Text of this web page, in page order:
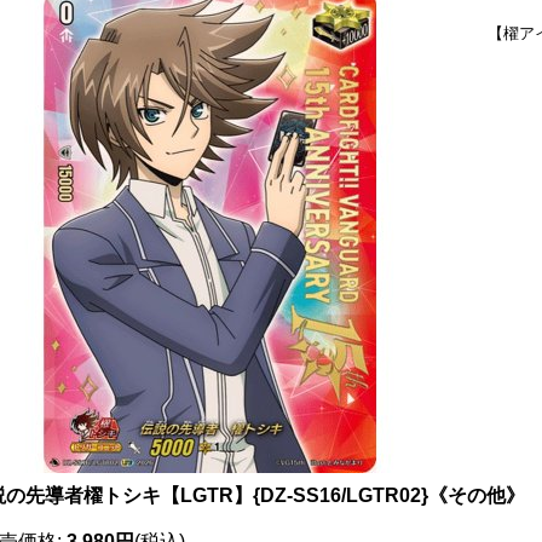
【櫂
の先導者櫂トシキ【LGTR】{DZ-SS16/LGTR02}《その他》